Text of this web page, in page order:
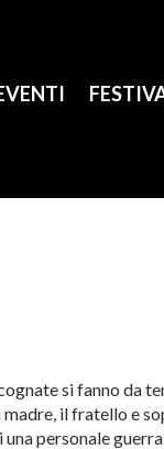
si fanno da
il fratello e
personale